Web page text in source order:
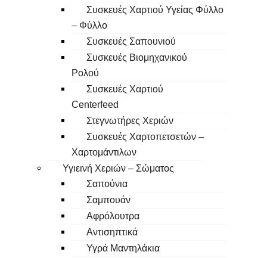
Συσκευές Χαρτιού Υγείας Φύλλο
– Φύλλο
Συσκευές Σαπουνιού
Συσκευές Βιομηχανικού
Ρολού
Συσκευές Χαρτιού
Centerfeed
Στεγνωτήρες Χεριών
Συσκευές Χαρτοπετσετών –
Χαρτομάντιλων
Υγιεινή Χεριών – Σώματος
Σαπούνια
Σαμπουάν
Αφρόλουτρα
Αντισηπτικά
Υγρά Μαντηλάκια